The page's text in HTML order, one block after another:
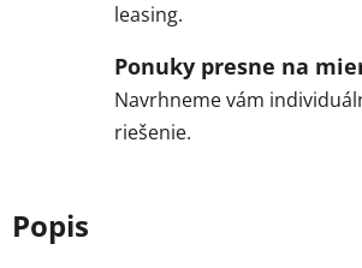
leasing.
Ponuky presne na
Navrhneme vám
riešenie.
Popis